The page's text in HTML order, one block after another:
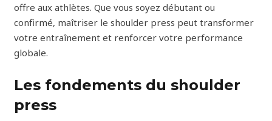
offre aux athlètes. Que vous soyez débutant ou
confirmé, maîtriser le shoulder press peut transformer
votre entraînement et renforcer votre performance
globale.
Les fondements du shoulder
press